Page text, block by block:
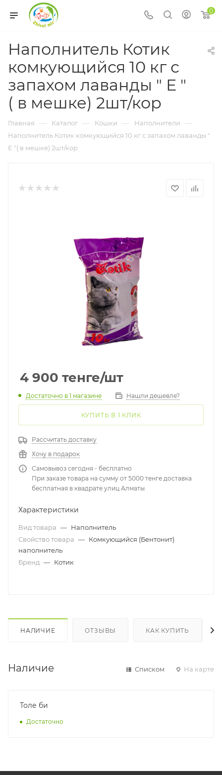
0
Наполнитель Котик
комкующийся 10 кг с
запахом лаванды " Е "
( в мешке) 2шт/кор
Главная — Каталог — Кошки — Наполнители —
Наполнитель Котик комкующийся 10 кг с запахом лаванды "
Е "( в мешке) 2шт/кор
4 900 тенге/шт
Достаточно в 1 магазине Нашли дешевле?
КУПИТЬ В 1 КЛИК
Рассчитать доставку
Хочу в подарок
Самовывоз сегодня - бесплатно
При заказе товара на сумму от 5000 тенге доставка
бесплатная в квадрате улиц Алматы
Характеристики
Вид товара — Наполнитель
Свойство товара — Комкующийся (Бентонит)
наполнитель
Бренд — Котик
НАЛИЧИЕ ОТЗЫВЫ КАК КУПИТЬ
Наличие Списком На карте
Толе би
Достаточно